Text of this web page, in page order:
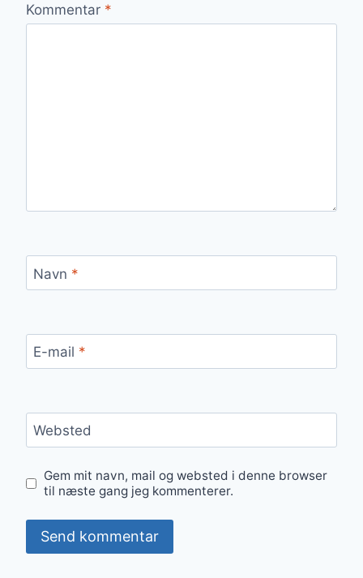
Kommentar *
Navn *
E-mail *
Websted
Gem mit navn, mail og websted i denne browser
til næste gang jeg kommenterer.